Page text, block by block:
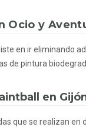
Ocio y
en ir eliminando
de pintura
en
que se realizan